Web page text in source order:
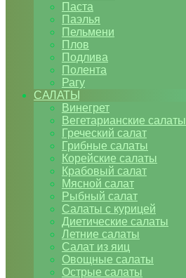
Паста
Паэлья
Пельмени
Плов
Подлива
Полента
Рагу
САЛАТЫ
Винегрет
Вегетарианские салаты
Греческий салат
Грибные салаты
Корейские салаты
Крабовый салат
Мясной салат
Рыбный салат
Салаты с курицей
Диетические салаты
Летние салаты
Салат из яиц
Овощные салаты
Острые салаты